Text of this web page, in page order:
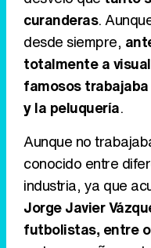
curanderas.
desde siempre,
totalmente a
famosos
y la peluquería.
Aunque no
conocido entre
industria, ya que
Jorge Javier
futbolistas, entre